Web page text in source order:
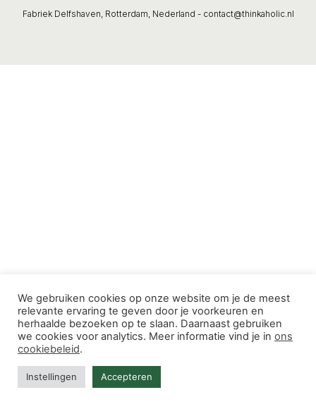
Fabriek Delfshaven, Rotterdam, Nederland - contact@thinkaholic.nl
We gebruiken cookies op onze website om je de meest
relevante ervaring te geven door je voorkeuren en
herhaalde bezoeken op te slaan. Daarnaast gebruiken
we cookies voor analytics. Meer informatie vind je in ons
cookiebeleid.
Instellingen Accepteren